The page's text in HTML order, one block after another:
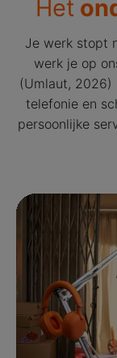
Het
Je werk stopt
werk je op
(Umlaut, 2026)
telefonie en
persoonlijke